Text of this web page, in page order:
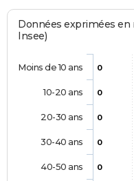
Données exprimées en
Insee)
0
0
0
0
0
Moins de 10 ans
10-20 ans
20-30 ans
30-40 ans
40-50 ans